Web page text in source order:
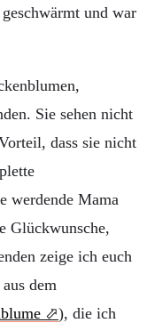
und war
Sie sehen nicht
dass sie nicht
werdende Mama
Glückwunsche,
zeige ich euch
dem
), die ich